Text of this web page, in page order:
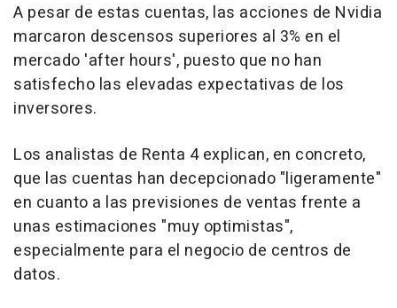
A pesar de estas cuentas, las acciones de Nvidia
marcaron descensos superiores al 3% en el
mercado 'after hours', puesto que no han
satisfecho las elevadas expectativas de los
inversores.
Los analistas de Renta 4 explican, en concreto,
que las cuentas han decepcionado "ligeramente"
en cuanto a las previsiones de ventas frente a
unas estimaciones "muy optimistas",
especialmente para el negocio de centros de
datos.